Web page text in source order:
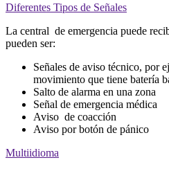
Diferentes Tipos de Señales
La central de emergencia puede
pueden ser:
Señales de aviso técnico, por
movimiento que tiene batería
Salto de alarma en una zona
Señal de emergencia médica
Aviso de coacción
Aviso por botón de pánico
Multiidioma